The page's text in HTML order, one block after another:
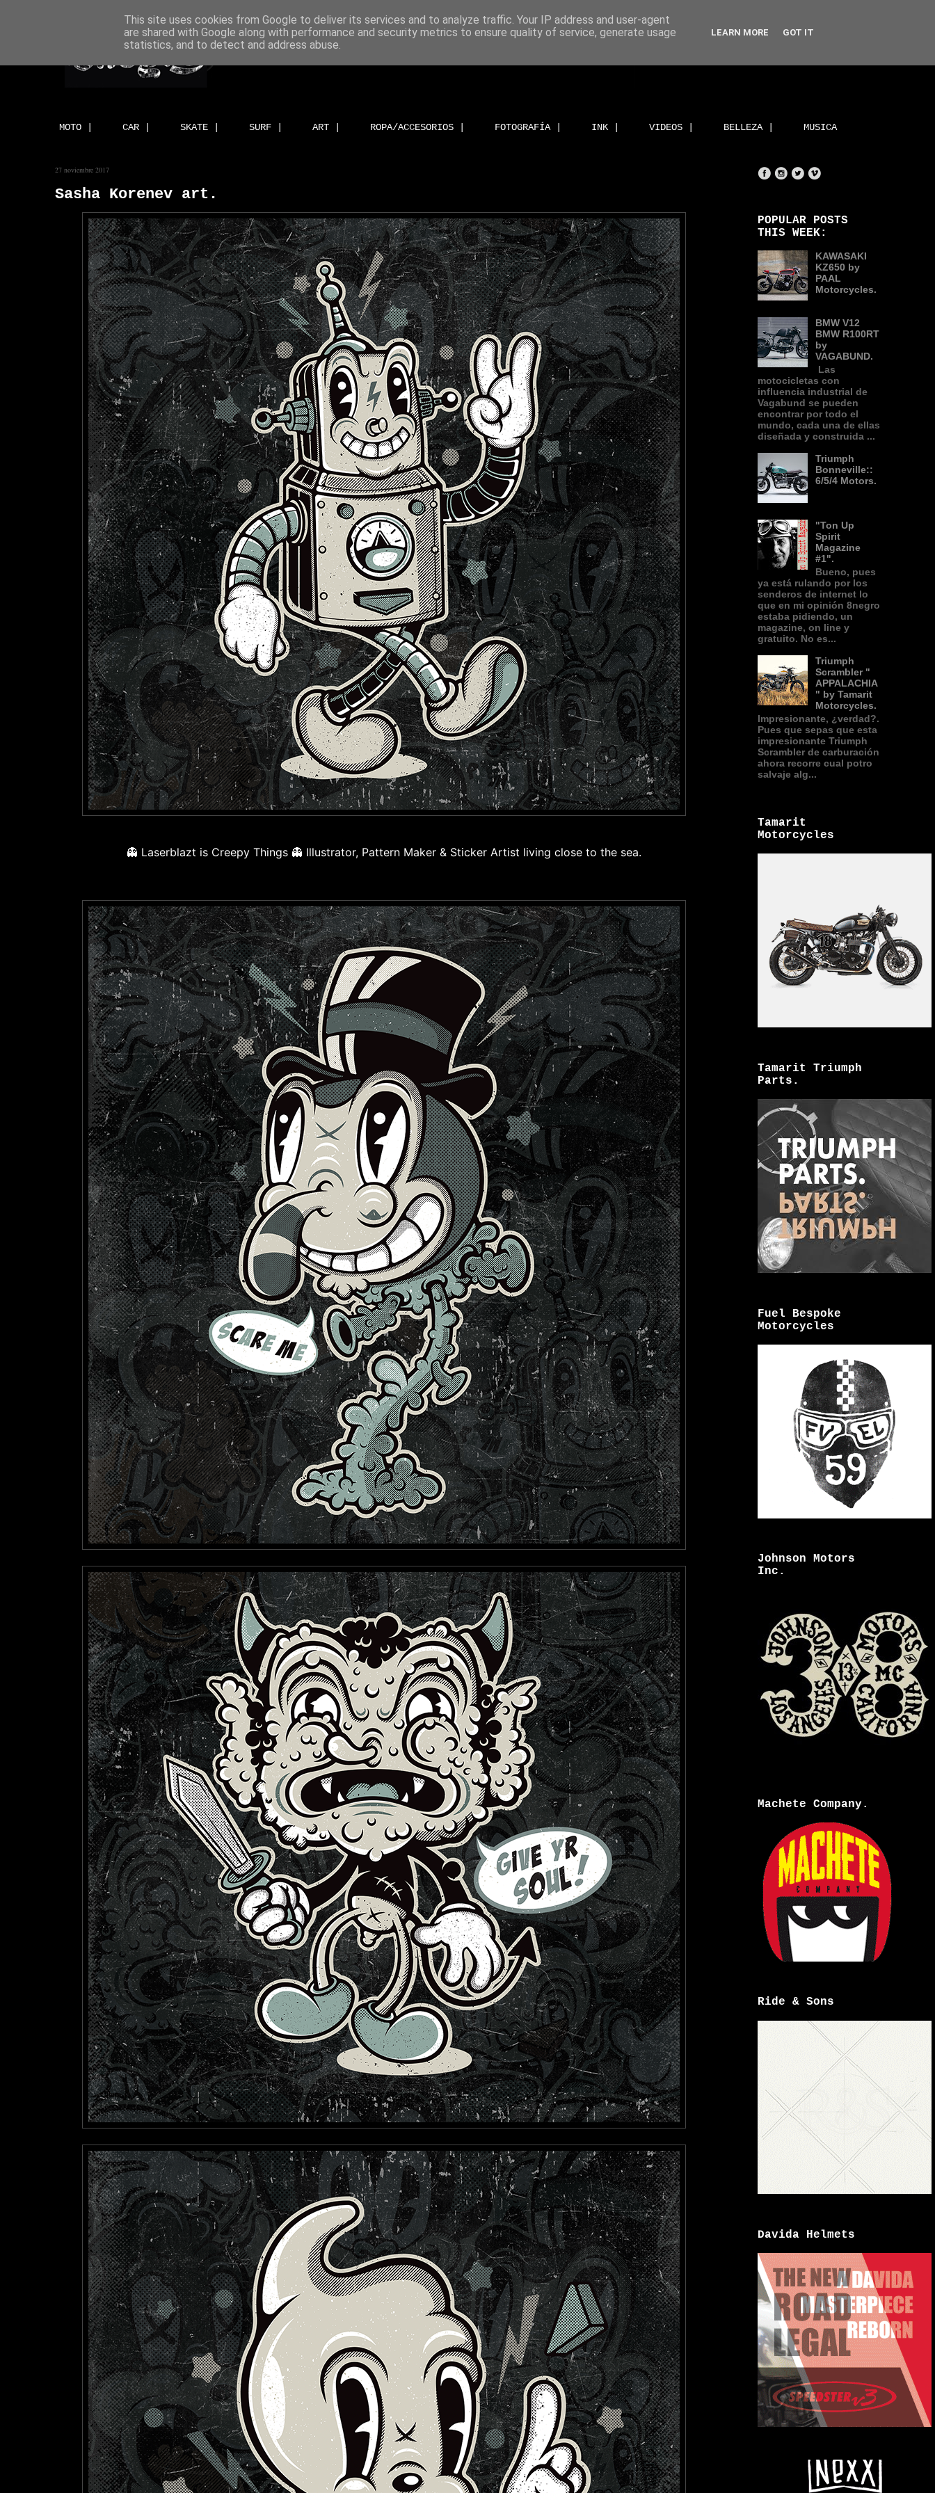
MOTO | CAR | SKATE | SURF | ART | ROPA/ACCESORIOS | FOTOGRAFÍA | INK | VIDEOS | BELLEZA | MUSICA
27 noviembre 2017
Sasha Korenev art.
👻 Laserblazt is Creepy Things 👻 Illustrator, Pattern Maker & Sticker Artist living close to the sea.
POPULAR POSTS
THIS WEEK:
KAWASAKI
KZ650 by
PAAL
Motorcycles.
BMW V12
BMW R100RT
by
VAGABUND.
Las
motocicletas con
influencia industrial de
Vagabund se pueden
encontrar por todo el
mundo, cada una de ellas
diseñada y construida ...
Triumph
Bonneville::
6/5/4 Motors.
"Ton Up
Spirit
Magazine
#1".
Bueno, pues
ya está rulando por los
senderos de internet lo
que en mi opinión 8negro
estaba pidiendo, un
magazine, on line y
gratuito. No es...
Triumph
Scrambler "
APPALACHIA
" by Tamarit
Motorcycles.
Impresionante, ¿verdad?.
Pues que sepas que esta
impresionante Triumph
Scrambler de carburación
ahora recorre cual potro
salvaje alg...
Tamarit
Motorcycles
Tamarit Triumph
Parts.
Fuel Bespoke
Motorcycles
Johnson Motors
Inc.
Machete Company.
Ride & Sons
Davida Helmets
This site uses cookies from Google to deliver its services and to analyze traffic. Your IP address and user-agent
are shared with Google along with performance and security metrics to ensure quality of service, generate usage
statistics, and to detect and address abuse.
LEARN MORE GOT IT